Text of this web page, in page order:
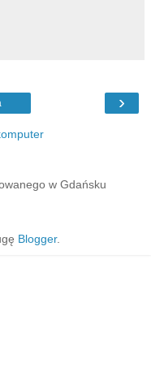
›
w Gdańsku
Blogger.